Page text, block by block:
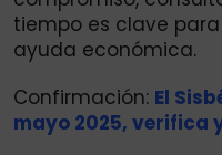
tiempo es clave
ayuda económica.
Confirmación: El
mayo 2025, verifica